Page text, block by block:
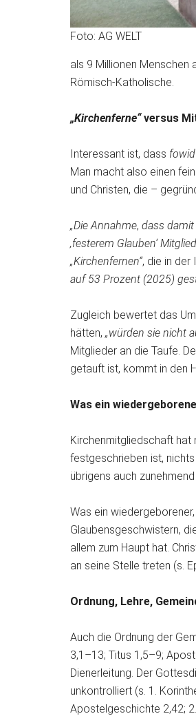
Foto: AG WELT
als 9 Millionen Menschen
Römisch-Katholische.
„Kirchenferne“versus
Interessant ist, dass fowid
Man macht also einen
und Christen, die –
„Die Annahme, dass damit
‚festerem Glauben‘
„Kirchenfernen“, die in der
auf 53 Prozent (2025)
Zugleich bewertet das
hätten, „würden sie nicht
Mitglieder an die Taufe.
getauft ist, kommt in den
Was ein
Kirchenmitgliedschaft hat
festgeschrieben ist,
übrigens auch
Was ein
Glaubensgeschwistern,
allem zum Haupt hat.
an seine Stelle treten (s.
Ordnung, Lehre,
Auch die Ordnung der
3,1–13; Titus 1,5–9;
Dienerleitung. Der
unkontrolliert (s. 1.
Apostelgeschichte 2,42;